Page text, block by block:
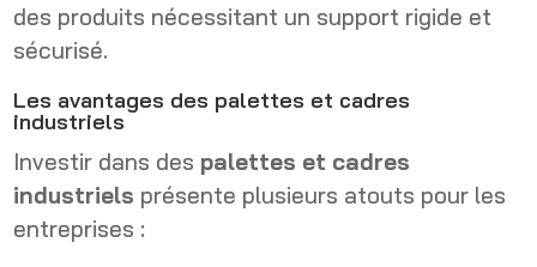
des produits nécessitant un support rigide et
sécurisé.
Les avantages des palettes et cadres
industriels
Investir dans des palettes et cadres
industriels présente plusieurs atouts pour les
entreprises :